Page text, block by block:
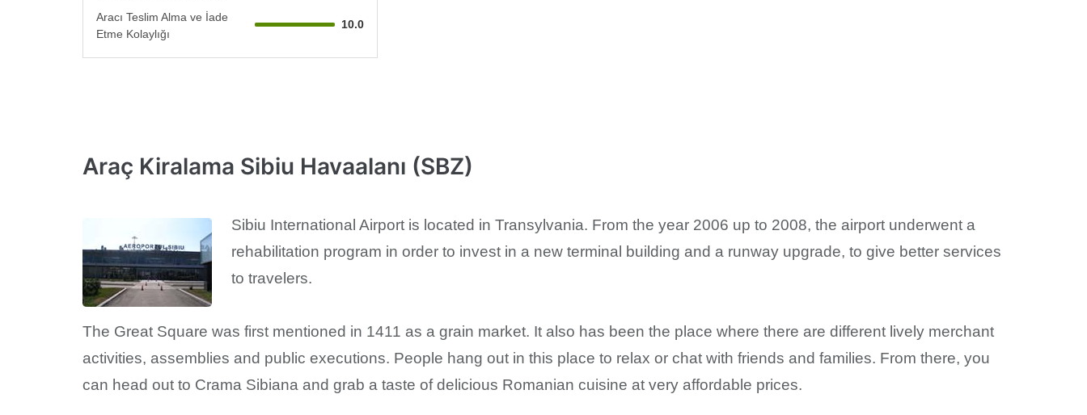
Aracı Teslim Alma ve İade
Etme Kolaylığı
10.0
Araç Kiralama Sibiu Havaalanı (SBZ)
Sibiu International Airport is located in Transylvania. From the year 2006 up to 2008, the airport underwent a
rehabilitation program in order to invest in a new terminal building and a runway upgrade, to give better services
to travelers.
The Great Square was first mentioned in 1411 as a grain market. It also has been the place where there are different lively merchant
activities, assemblies and public executions. People hang out in this place to relax or chat with friends and families. From there, you
can head out to Crama Sibiana and grab a taste of delicious Romanian cuisine at very affordable prices.